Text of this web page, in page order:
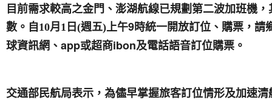
目前需求較高之金門、澎湖航線已規劃第二波加班機
數。自10月1 日(週五)上午9時統一開放訂位、購票，請
球資訊網、app或超商ibon及電話語音訂位購票。
交通部民航局表示，為儘早掌握旅客訂位情形及加速